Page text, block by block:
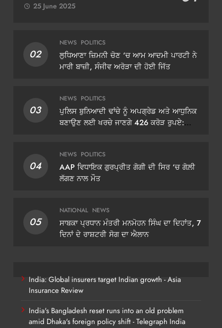
25 June 2025
02
NEWS POLITICS
ਲੁਧਿਆਣਾ ਜ਼ਿਮਨੀ ਚੋਣ ‘ਚ ਆਮ ਆਦਮੀ ਪਾਰਟੀ ਨੇ
ਮਾਰੀ ਬਾਜ਼ੀ, ਸੰਜੀਵ ਅਰੋੜਾ ਦੀ ਹੋਈ ਜਿੱਤ
03
NEWS POLITICS
ਪੁਲਿਸ ਬੁਨਿਆਦੀ ਢਾਂਚੇ ਨੂੰ ਅਪਗ੍ਰੇਡ ਅਤੇ ਆਧੁਨਿਕ
ਬਣਾਉਣ ਲਈ ਖਰਚੇ ਜਾਣਗੇ 426 ਕਰੋੜ ਰੁਪਏ:
04
NEWS POLITICS
AAP ਵਿਧਾਇਕ ਗੁਰਪ੍ਰੀਤ ਗੋਗੀ ਦੀ ਸਿਰ ‘ਚ ਗੋਲ਼ੀ
ਲੱਗਣ ਨਾਲ ਮੌਤ
05
NATIONAL NEWS
ਸਾਬਕਾ ਪ੍ਰਧਾਨ ਮੰਤਰੀ ਮਨਮੋਹਨ ਸਿੰਘ ਦਾ ਦਿਹਾਂਤ, 7
ਦਿਨਾਂ ਦੇ ਰਾਸ਼ਟਰੀ ਸੋਗ ਦਾ ਐਲਾਨ
India: Global insurers target Indian growth - Asia
Insurance Review
India's Bangladesh reset runs into an old problem
amid Dhaka's foreign policy shift - Telegraph India